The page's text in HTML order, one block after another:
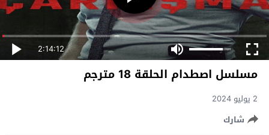
2:14:12
مسلسل اصطدام الحلقة 18 مترجم
2 يوليو 2024
شارك